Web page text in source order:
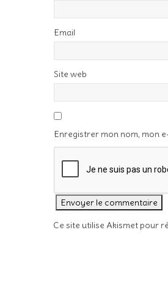
Email
Site web
Enregistrer mon nom, mon
Ce site utilise Akismet pour